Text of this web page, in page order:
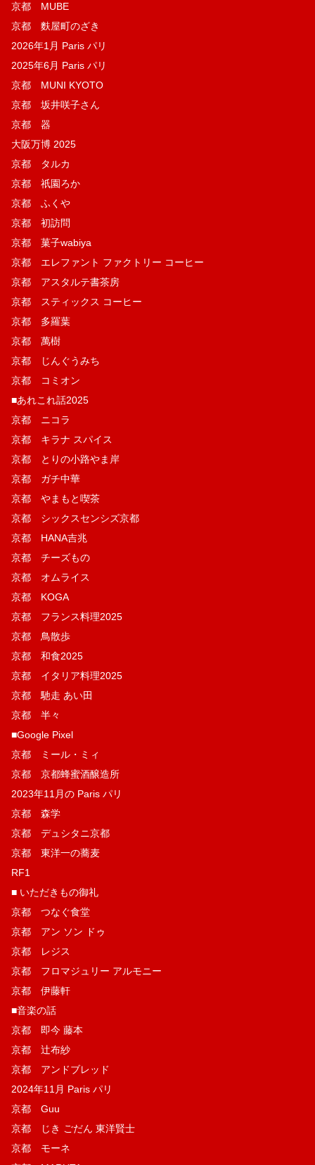
京都 MUBE
京都 麩屋町のざき
2026年1月 Paris パリ
2025年6月 Paris パリ
京都 MUNI KYOTO
京都 坂井咲子さん
京都 器
大阪万博 2025
京都 タルカ
京都 祇園ろか
京都 ふくや
京都 初訪問
京都 菓子wabiya
京都 エレファント ファクトリー コーヒー
京都 アスタルテ書茶房
京都 スティックス コーヒー
京都 多羅葉
京都 萬樹
京都 じんぐうみち
京都 コミオン
■あれこれ話2025
京都 ニコラ
京都 キラナ スパイス
京都 とりの小路やま岸
京都 ガチ中華
京都 やまもと喫茶
京都 シックスセンシズ京都
京都 HANA吉兆
京都 チーズもの
京都 オムライス
京都 KOGA
京都 フランス料理2025
京都 鳥散歩
京都 和食2025
京都 イタリア料理2025
京都 馳走 あい田
京都 半々
■Google Pixel
京都 ミール・ミィ
京都 京都蜂蜜酒醸造所
2023年11月の Paris パリ
京都 森学
京都 デュシタニ京都
京都 東洋一の蕎麦
RF1
■ いただきもの御礼
京都 つなぐ食堂
京都 アン ソン ドゥ
京都 レジス
京都 フロマジュリー アルモニー
京都 伊藤軒
■音楽の話
京都 即今 藤本
京都 辻布紗
京都 アンドブレッド
2024年11月 Paris パリ
京都 Guu
京都 じき ごだん 東洋賢士
京都 モーネ